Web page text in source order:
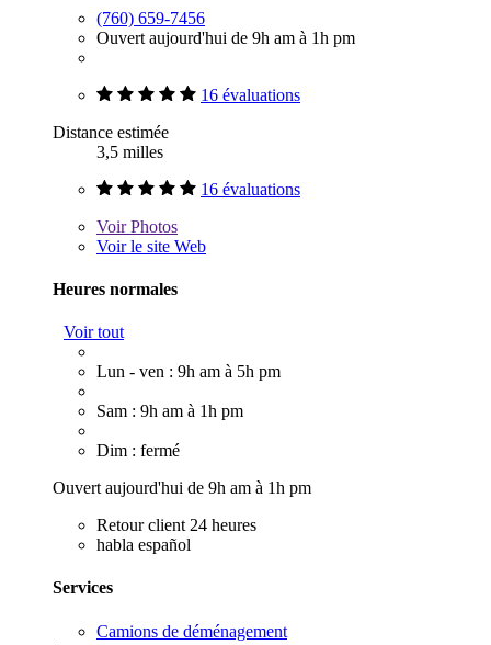
(760) 659-7456
Ouvert aujourd'hui de 9h am à 1h pm
16 évaluations
Distance estimée
3,5 milles
16 évaluations
VoirPhotos
Voir le site Web
Heures normales
Voir tout
Lun - ven : 9h am à 5h pm
Sam : 9h am à 1h pm
Dim : fermé
Ouvert aujourd'hui de 9h am à 1h pm
Retour client 24 heures
habla español
Services
Camions de déménagement